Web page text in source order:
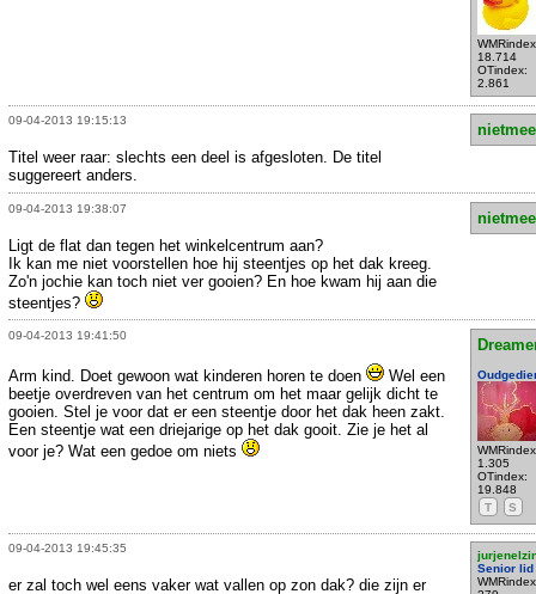
18.714
OTindex:
2.861
09-04-2013 19:15:13
Titel weer raar: slechts een deel is afgesloten. De titel
suggereert anders.
09-04-2013 19:38:07
Ligt de flat dan tegen het winkelcentrum aan?
Ik kan me niet voorstellen hoe hij steentjes op het dak kreeg.
Zo'n jochie kan toch niet ver gooien? En hoe kwam hij aan die
steentjes?
09-04-2013 19:41:50
1.305
OTindex:
19.848
T
S
Arm kind. Doet gewoon wat kinderen horen te doen
Wel een
beetje overdreven van het centrum om het maar gelijk dicht te
gooien. Stel je voor dat er een steentje door het dak heen zakt.
Een steentje wat een driejarige op het dak gooit. Zie je het al
voor je? Wat een gedoe om niets
09-04-2013 19:45:35
Senior lid
er zal toch wel eens vaker wat vallen op zon dak? die zijn er